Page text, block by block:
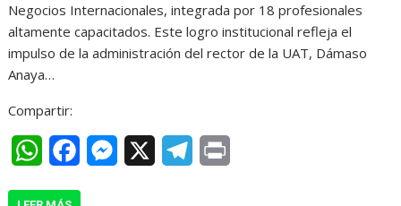
r
Negocios Internacionales, integrada por 18 profesionales
altamente capacitados. Este logro institucional refleja el
impulso de la administración del rector de la UAT, Dámaso
Anaya…
Compartir:
W
M